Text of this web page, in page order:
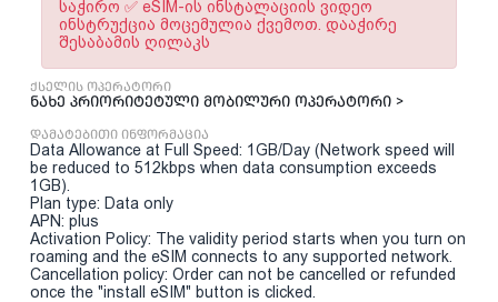
საჭირო ✅ eSIM-ის ინსტალაციის ვიდეო
ინსტრუქცია მოცემულია ქვემოთ. დააჭირე
შესაბამის ღილაკს
ქსელის ოპერატორი
ნახე პრიორიტეტული მობილური ოპერატორი >
დამატებითი ინფორმაცია
Data Allowance at Full Speed: 1GB/Day (Network speed will
be reduced to 512kbps when data consumption exceeds
1GB).
Plan type: Data only
APN: plus
Activation Policy: The validity period starts when you turn on
roaming and the eSIM connects to any supported network.
Cancellation policy: Order can not be cancelled or refunded
once the "install eSIM" button is clicked.